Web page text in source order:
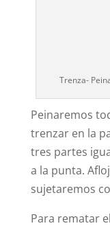
Trenza-
Peinaremos
trenzar en la
tres partes
a la punta.
sujetaremos
Para rematar